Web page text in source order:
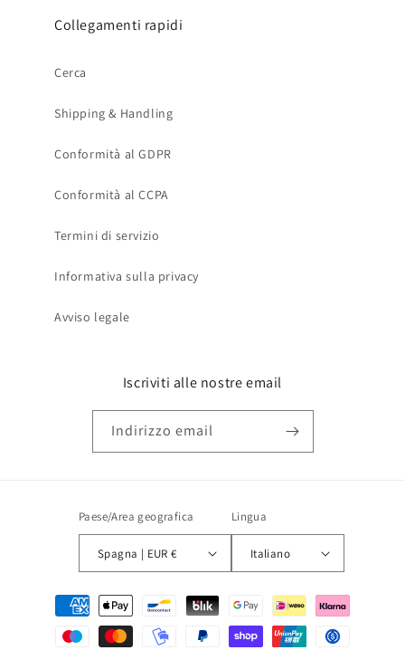
Collegamenti rapidi
Cerca
Shipping & Handling
Conformità al GDPR
Conformità al CCPA
Termini di servizio
Informativa sulla privacy
Avviso legale
Iscriviti alle nostre email
Indirizzo email
Paese/Area geografica
Spagna | EUR €
Lingua
Italiano
Metodi
pagamento